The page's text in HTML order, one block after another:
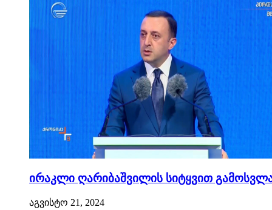
ირაკლი ღარიბაშვილის სიტყვით
აგვისტო 21, 2024